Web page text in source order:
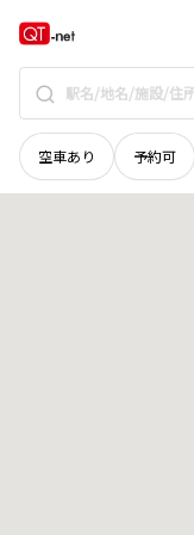
空車あり 予約可
広島県